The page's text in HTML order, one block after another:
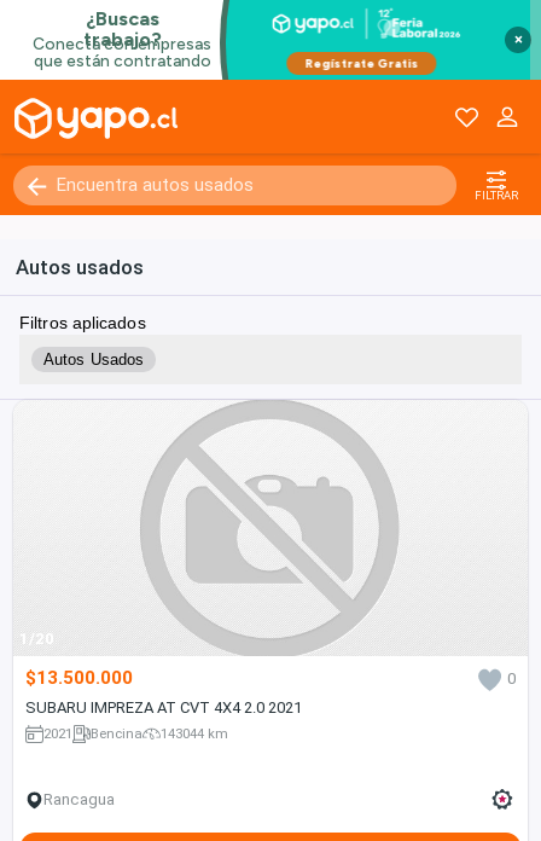
×
FILTRAR
Autos usados
Filtros aplicados
Autos Usados
1/20
$13.500.000
0
SUBARU IMPREZA AT CVT 4X4 2.0 2021
2021 Bencina 143044 km
Rancagua